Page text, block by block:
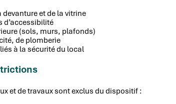
devanture et de la vitrine
d’accessibilité
(sols, murs, plafonds)
de plomberie
à la sécurité du local
et de travaux sont exclus du dispositif :